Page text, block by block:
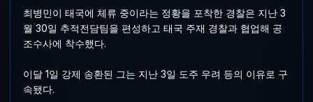
최병민이 태국에 체류 중이라는 정황을 포착한 경찰은 지난 3
월 30일 추적전담팀을 편성하고 태국 주재 경찰과 협업해 공
조수사에 착수했다.
이달 1일 강제 송환된 그는 지난 3일 도주 우려 등의 이유로 구
속됐다.